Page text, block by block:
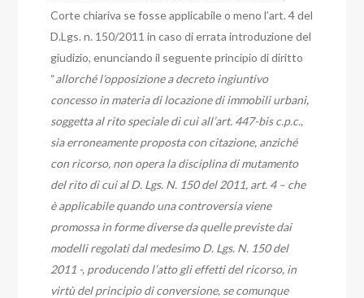
Corte chiariva se fosse applicabile o meno l’art. 4 del
D.Lgs. n. 150/2011 in caso di errata introduzione del
giudizio, enunciando il seguente principio di diritto
“allorché l’opposizione a decreto ingiuntivo
concesso in materia di locazione di immobili urbani,
soggetta al rito speciale di cui all’art. 447-bis c.p.c.,
sia erroneamente proposta con citazione, anziché
con ricorso, non opera la disciplina di mutamento
del rito di cui al D. Lgs. N. 150 del 2011, art. 4 – che
è applicabile quando una controversia viene
promossa in forme diverse da quelle previste dai
modelli regolati dal medesimo D. Lgs. N. 150 del
2011 -, producendo l’atto gli effetti del ricorso, in
virtù del principio di conversione, se comunque